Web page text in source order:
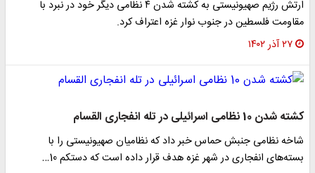
ارتش رژیم صهیونیستی به کشته شدن ۴ نظامی دیگر خود در نبرد با
مقاومت فلسطین در جنوب نوار غزه اعتراف کرد.
۲۷ آذر ۱۴۰۲
کشته شدن 10 نظامی اسرائیلی در تله انفجاری القسام
شاخه نظامی جنبش حماس خبر داد که نظامیان صهیونیستی را با
بسته‌های انفجاری در شهر غزه هدف قرار داده است که دستکم 10…